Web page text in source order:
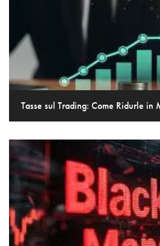
Tasse sul Trading: Come Ridurle in